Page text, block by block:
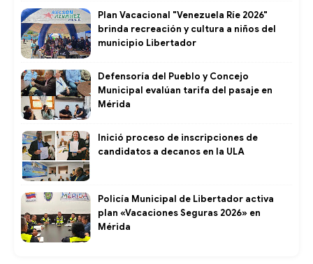
Plan Vacacional "Venezuela Ríe 2026"
brinda recreación y cultura a niños del
municipio Libertador
Defensoría del Pueblo y Concejo
Municipal evalúan tarifa del pasaje en
Mérida
Inició proceso de inscripciones de
candidatos a decanos en la ULA
Policía Municipal de Libertador activa
plan «Vacaciones Seguras 2026» en
Mérida